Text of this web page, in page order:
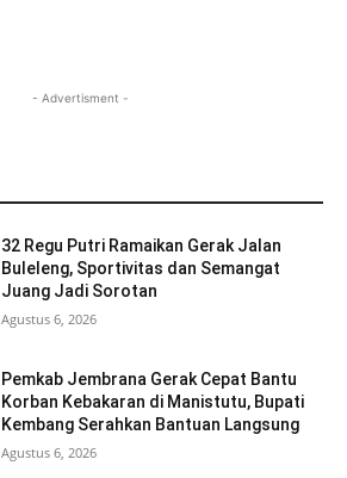
- Advertisment -
32 Regu Putri Ramaikan Gerak Jalan
Buleleng, Sportivitas dan Semangat
Juang Jadi Sorotan
Agustus 6, 2026
Pemkab Jembrana Gerak Cepat Bantu
Korban Kebakaran di Manistutu, Bupati
Kembang Serahkan Bantuan Langsung
Agustus 6, 2026